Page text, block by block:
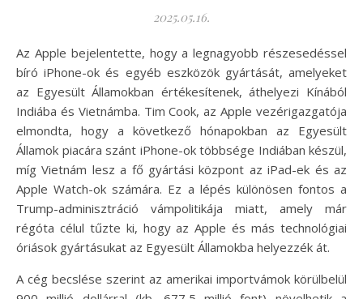
2025.05.16.
Az Apple bejelentette, hogy a legnagyobb részesedéssel
bíró iPhone-ok és egyéb eszközök gyártását, amelyeket
az Egyesült Államokban értékesítenek, áthelyezi Kínából
Indiába és Vietnámba. Tim Cook, az Apple vezérigazgatója
elmondta, hogy a következő hónapokban az Egyesült
Államok piacára szánt iPhone-ok többsége Indiában készül,
míg Vietnám lesz a fő gyártási központ az iPad-ek és az
Apple Watch-ok számára. Ez a lépés különösen fontos a
Trump-adminisztráció vámpolitikája miatt, amely már
régóta célul tűzte ki, hogy az Apple és más technológiai
óriások gyártásukat az Egyesült Államokba helyezzék át.
A cég becslése szerint az amerikai importvámok körülbelül